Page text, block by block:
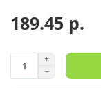
189.45 р.